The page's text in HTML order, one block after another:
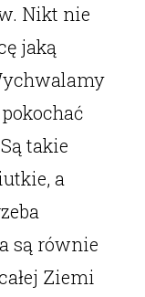
Nikt nie
jaką
takie
a
są równie
Ziemi